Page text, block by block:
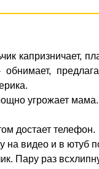
капризничает,
обнимает,
угрожает мама.
достает телефон.
на видео и в ютуб
Пару раз